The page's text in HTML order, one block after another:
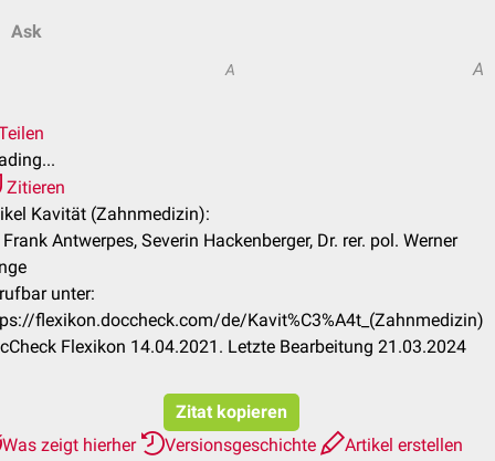
Ask
A A
Zitieren
Kavität (Zahnmedizin):
Frank Antwerpes, Severin Hackenberger, Dr. rer. pol. Werner
unter:
flexikon.doccheck.com/de/Kavit%C3%A4t_(Zahnmedizin)
Flexikon 14.04.2021. Letzte Bearbeitung 21.03.2024
Zitat kopieren
Was zeigt hierher
Versionsgeschichte
Artikel erstellen